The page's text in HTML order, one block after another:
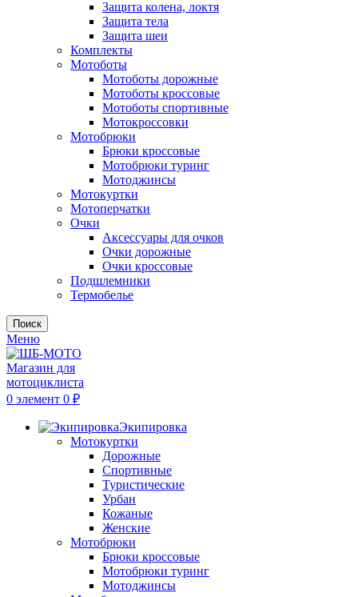
Защита колена, локтя
Защита тела
Защита шеи
Комплекты
Мотоботы
Мотоботы дорожные
Мотоботы кроссовые
Мотоботы спортивные
Мотокроссовки
Мотобрюки
Брюки кроссовые
Мотобрюки туринг
Мотоджинсы
Мотокуртки
Мотоперчатки
Очки
Аксессуары для очков
Очки дорожные
Очки кроссовые
Подшлемники
Термобелье
Поиск
Меню
0 элемент 0 ₽
Экипировка
Мотокуртки
Дорожные
Спортивные
Туристические
Урбан
Кожаные
Женские
Мотобрюки
Брюки кроссовые
Мотобрюки туринг
Мотоджинсы